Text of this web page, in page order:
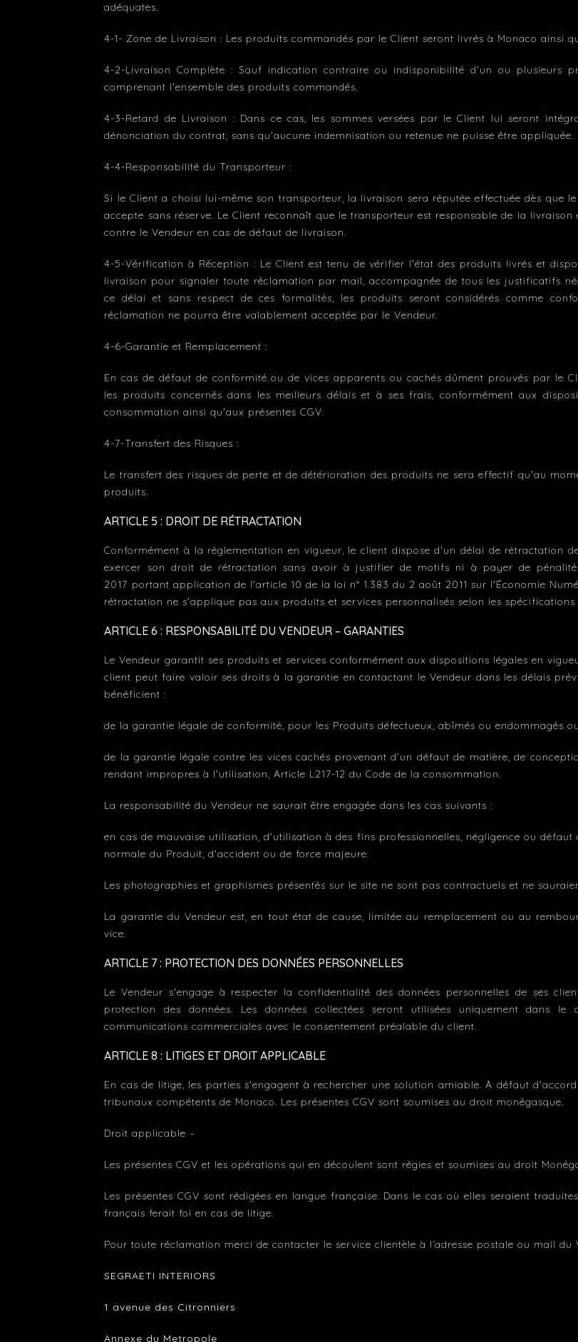
adéquates.
4-1- Zone de Livraison : Les produits commandés par le Client seront livrés à Monaco ainsi
4-2-Livraison Complète : Sauf indication contraire ou indisponibilité d'un ou plusieurs
comprenant l'ensemble des produits commandés.
4-3-Retard de Livraison : Dans ce cas, les sommes versées par le Client lui seront
dénonciation du contrat, sans qu'aucune indemnisation ou retenue ne puisse être appliquée.
4-4-Responsabilité du Transporteur :
Si le Client a choisi lui-même son transporteur, la livraison sera réputée effectuée dès que
accepte sans réserve. Le Client reconnaît que le transporteur est responsable de la
contre le Vendeur en cas de défaut de livraison.
4-5-Vérification à Réception : Le Client est tenu de vérifier l'état des produits livrés et
livraison pour signaler toute réclamation par mail, accompagnée de tous les justificatifs
ce délai et sans respect de ces formalités, les produits seront considérés comme
réclamation ne pourra être valablement acceptée par le Vendeur.
4-6-Garantie et Remplacement :
En cas de défaut de conformité ou de vices apparents ou cachés dûment prouvés par le
les produits concernés dans les meilleurs délais et à ses frais, conformément aux
consommation ainsi qu'aux présentes CGV.
4-7-Transfert des Risques :
Le transfert des risques de perte et de détérioration des produits ne sera effectif qu'au
produits.
ARTICLE 5 : DROIT DE RÉTRACTATION
Conformément à la réglementation en vigueur, le client dispose d'un délai de rétractation
exercer son droit de rétractation sans avoir à justifier de motifs ni à payer de
2017 portant application de l'article 10 de la loi n° 1.383 du 2 août 2011 sur l'Économie
rétractation ne s'applique pas aux produits et services personnalisés selon les spécifications
ARTICLE 6 : RESPONSABILITÉ DU VENDEUR – GARANTIES
Le Vendeur garantit ses produits et services conformément aux dispositions légales en
client peut faire valoir ses droits à la garantie en contactant le Vendeur dans les délais
bénéficient :
de la garantie légale de conformité, pour les Produits défectueux, abîmés ou endommagés
de la garantie légale contre les vices cachés provenant d'un défaut de matière, de
rendant impropres à l'utilisation, Article L217-12 du Code de la consommation.
La responsabilité du Vendeur ne saurait être engagée dans les cas suivants :
en cas de mauvaise utilisation, d'utilisation à des fins professionnelles, négligence ou
normale du Produit, d'accident ou de force majeure.
Les photographies et graphismes présentés sur le site ne sont pas contractuels et ne
La garantie du Vendeur est, en tout état de cause, limitée au remplacement ou au
vice.
ARTICLE 7 : PROTECTION DES DONNÉES PERSONNELLES
Le Vendeur s'engage à respecter la confidentialité des données personnelles de ses
protection des données. Les données collectées seront utilisées uniquement dans
communications commerciales avec le consentement préalable du client.
ARTICLE 8 : LITIGES ET DROIT APPLICABLE
En cas de litige, les parties s'engagent à rechercher une solution amiable. À défaut
tribunaux compétents de Monaco. Les présentes CGV sont soumises au droit monégasque.
Droit applicable –
Les présentes CGV et les opérations qui en découlent sont régies et soumises au droit
Les présentes CGV sont rédigées en langue française. Dans le cas où elles seraient
français ferait foi en cas de litige.
Pour toute réclamation merci de contacter le service clientèle à l’adresse postale ou mail du
SEGRAETI INTERIORS
1 avenue des Citronniers
Annexe du Metropole